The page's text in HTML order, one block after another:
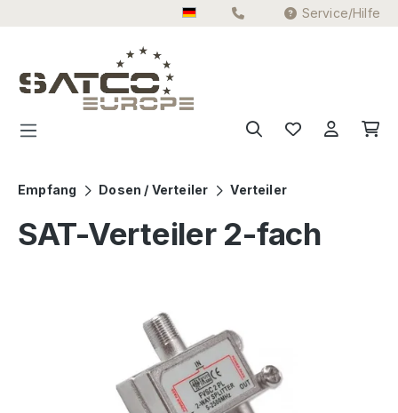
Zum Hauptinhalt springen Service/Hilfe
Empfang Dosen / Verteiler Verteiler
SAT-Verteiler 2-fach